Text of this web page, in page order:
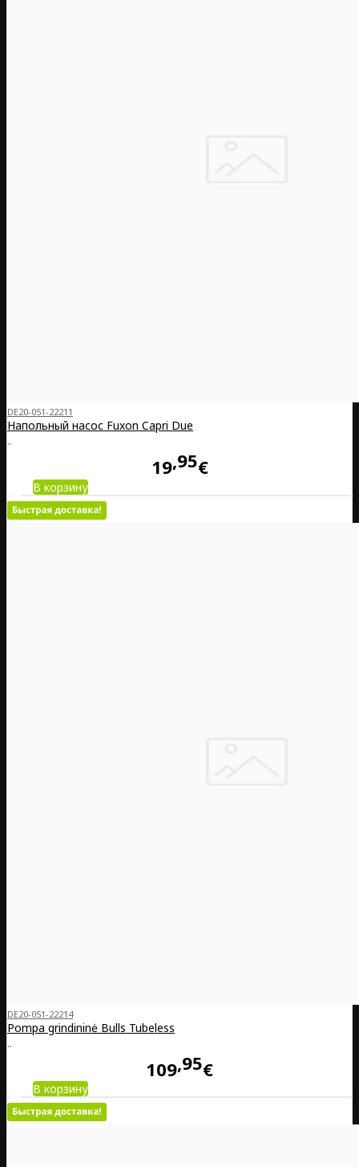
DE20-051-22211
Напольный насос Fuxon Capri Due
..
19 95€
В корзину
DE20-051-22214
Pompa grindininė Bulls Tubeless
..
109 95€
В корзину